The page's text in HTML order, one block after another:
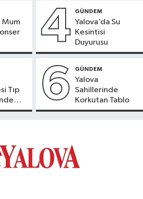
Mum
4 GÜNDEM
Yalova’da Su
Kesintisi
Duyurusu
Tıp
6 GÜNDEM
Yalova
Sahillerinde
Korkutan Tablo